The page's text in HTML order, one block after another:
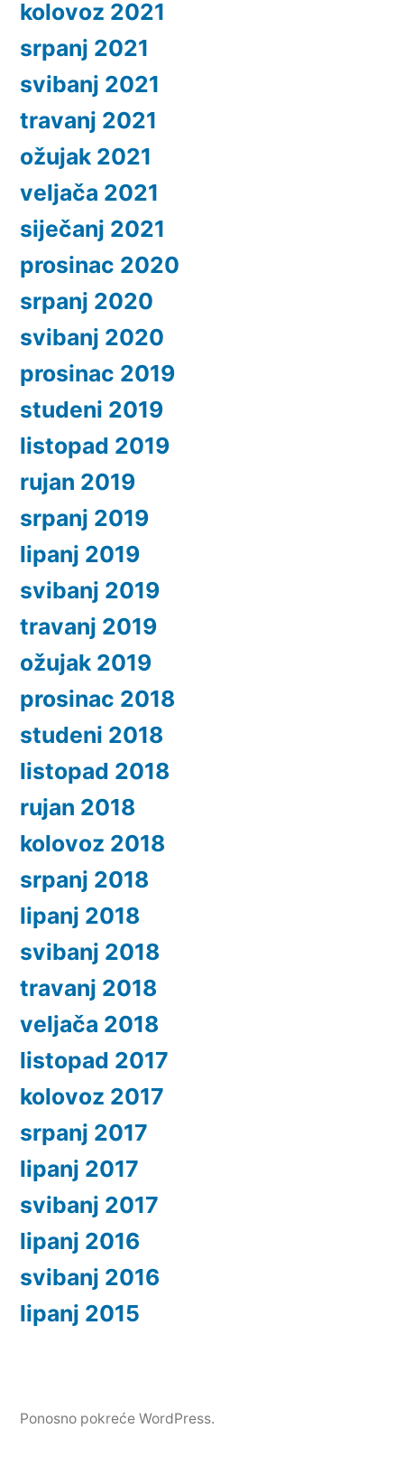
kolovoz 2021
srpanj 2021
svibanj 2021
travanj 2021
ožujak 2021
veljača 2021
siječanj 2021
prosinac 2020
srpanj 2020
svibanj 2020
prosinac 2019
studeni 2019
listopad 2019
rujan 2019
srpanj 2019
lipanj 2019
svibanj 2019
travanj 2019
ožujak 2019
prosinac 2018
studeni 2018
listopad 2018
rujan 2018
kolovoz 2018
srpanj 2018
lipanj 2018
svibanj 2018
travanj 2018
veljača 2018
listopad 2017
kolovoz 2017
srpanj 2017
lipanj 2017
svibanj 2017
lipanj 2016
svibanj 2016
lipanj 2015
Ponosno pokreće WordPress.